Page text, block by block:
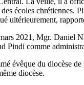
écoles chrétiennes.
ultérieurement,
2021, Mgr. Daniel
Pindi comme
évêque du diocèse
diocèse.